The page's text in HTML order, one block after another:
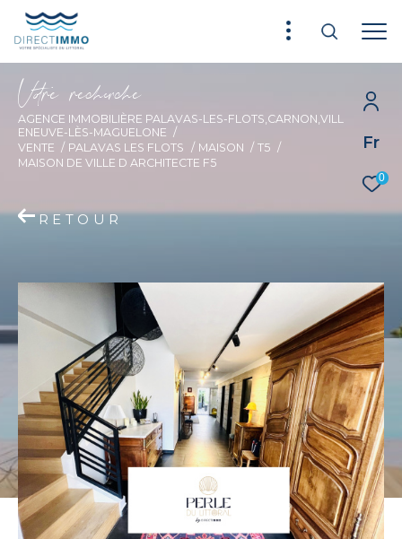
Fr
0
Vore recece
AGENCE IMMOBILIÈRE PALAVAS-LES-FLOTS,CARNON,VILL
ENEUVE-LÈS-MAGUELONE
VENTE
PALAVAS LES FLOTS MAISON
T5
MAISON DE VILLE D ARCHITECTE F5
RETOUR